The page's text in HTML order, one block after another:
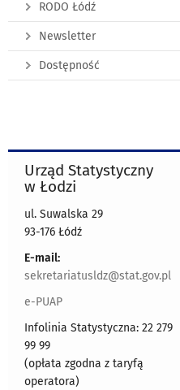
RODO Łódź
Newsletter
Dostępność
Urząd Statystyczny
w Łodzi
ul. Suwalska 29
93-176 Łódź
E-mail:
sekretariatusldz@stat.gov.pl
e-PUAP
Infolinia Statystyczna: 22 279
99 99
(opłata zgodna z taryfą
operatora)